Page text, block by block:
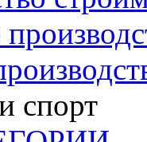
спорт